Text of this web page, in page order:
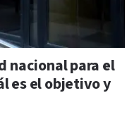
nacional para el
es el objetivo y